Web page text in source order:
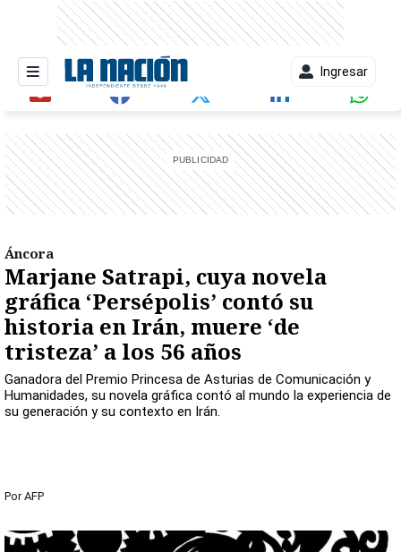
Ingresar
Áncora
Marjane Satrapi, cuya novela
gráfica ‘Persépolis’ contó su
historia en Irán, muere ‘de
tristeza’ a los 56 años
Ganadora del Premio Princesa de Asturias de Comunicación y
Humanidades, su novela gráfica contó al mundo la experiencia de
su generación y su contexto en Irán.
Por AFP